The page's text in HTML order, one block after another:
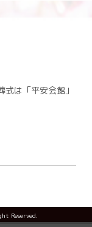
は「平安会館」
Reserved.